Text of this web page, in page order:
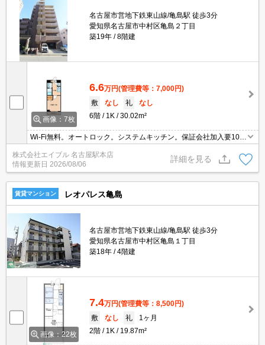
名古屋市営地下鉄東山線/亀島駅 徒歩3分
愛知県名古屋市中村区亀島２丁目
築19年
8階建
画像：7枚
6.6万円(管理費等：7,000円)
敷
なし 礼
なし
6階
1K 30.02m²
Wi-Fi無料。オートロック。システムキッチン。保証会社加入要10,0
00円/1年。
株式会社エイブル 名古屋駅本店
情報更新日 2026/08/06
詳細を見る
賃貸マンション レオパレス亀島
名古屋市営地下鉄東山線/亀島駅 徒歩3分
愛知県名古屋市中村区亀島１丁目
築18年
4階建
画像：22枚
7.4万円(管理費等：8,500円)
敷
なし 礼
1ヶ月
2階
1K 19.87m²